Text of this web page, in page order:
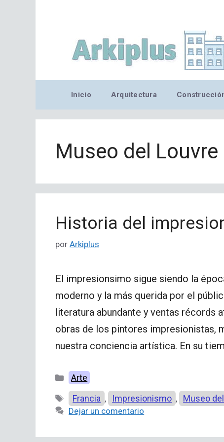
Inicio Arquitectura
Museo del Louvre
Historia del
por Arkiplus
El impresionsimo sigue siendo la
moderno y la más querida por el
literatura abundante y ventas récords
obras de los pintores impresionistas,
nuestra conciencia artística. En su
Categorías
Arte
Etiquetas
Francia , Impresionismo , Museo
Dejar un comentario